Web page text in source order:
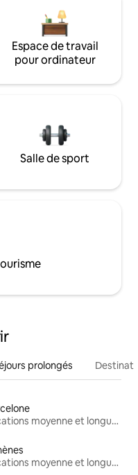
Espace de travail
pour ordinateur
Salle de sport
prolongés
Locations moyenne et longue durée
Locations moyenne et longue durée